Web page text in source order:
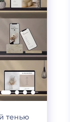
тенью